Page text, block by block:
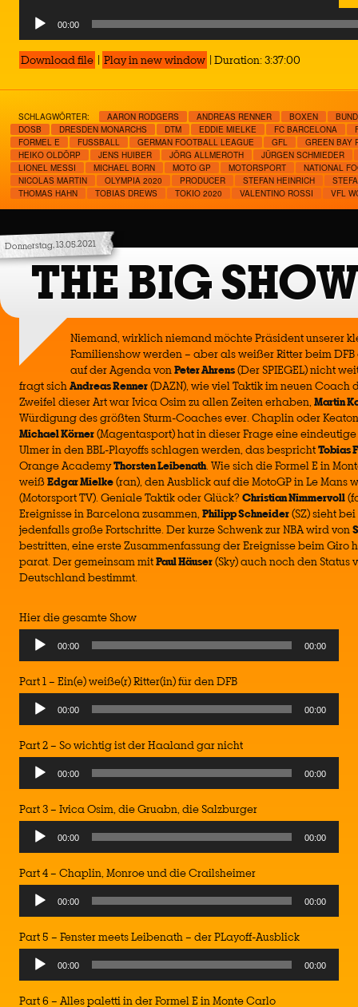
Audio
Player
00:00
Download file | Play in new window | Duration: 3:37:00
SCHLAGWÖRTER: AARON RODGERS ANDREAS RENNER BOXEN
DOSB
DRESDEN MONARCHS DTM EDDIE MIELKE FC BARCELONA
FORMEL E
FUSSBALL GERMAN FOOTBALL LEAGUE GFL
GREEN BAY
HEIKO OLDÖRP
JENS HUIBER JÖRG ALLMEROTH
JÜRGEN SCHMIEDER
LIONEL MESSI
MICHAEL BORN MOTO GP MOTORSPORT
NATIONAL
NICOLAS MARTIN
OLYMPIA 2020 PRODUCER STEFAN HEINRICH
THOMAS HAHN
TOBIAS DREWS TOKIO 2020 VALENTINO ROSSI VFL
Donnerstag, 13.05.2021
THE BIG
Niemand, wirklich niemand möchte Präsident unserer
Familienshow werden – aber als weißer Ritter beim
auf der Agenda vonPeter Ahrens(Der SPIEGEL) nicht
fragt sichAndreas Renner(DAZN), wie viel Taktik im neuen Coach
Zweifel dieser Art war Ivica Osim zu allen Zeiten erhaben, Martin
Würdigung des größten Sturm-Coaches ever. Chaplin oder
Michael Körner(Magentasport) hat in dieser Frage eine
Ulmer in den BBL-Playoffs schlagen werden, das besprichtTobias
Orange AcademyThorsten Leibenath. Wie sich die Formel E in
weißEdgar Mielke(ran), den Ausblick auf die MotoGP in Le Mans
(Motorsport TV). Geniale Taktik oder Glück? Christian Nimmervoll
Ereignisse in Barcelona zusammen, Philipp Schneider(SZ) sieht
jedenfalls große Fortschritte. Der kurze Schwenk zur NBA wird von
bestritten, eine erste Zusammenfassung der Ereignisse beim Giro
parat. Der gemeinsam mitPaul Häuser(Sky) auch noch den Status
Deutschland bestimmt.
Hier die gesamte Show
00:00 00:00
Part 1 – Ein(e) weiße(r) Ritter(in) für den DFB
00:00 00:00
Part 2 – So wichtig ist der Haaland gar nicht
00:00 00:00
Part 3 – Ivica Osim, die Gruabn, die Salzburger
00:00 00:00
Part 4 – Chaplin, Monroe und die Crailsheimer
Audio
Player
00:00 00:00
Part 5 – Fenster meets Leibenath – der PLayoff-Ausblick
Audio
Player
00:00 00:00
Part 6 – Alles paletti in der Formel E in Monte Carlo